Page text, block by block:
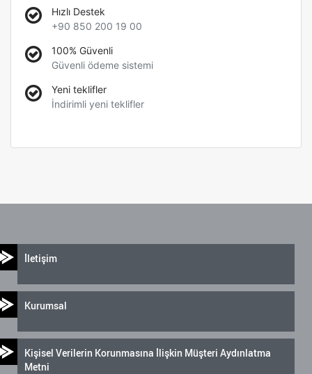
Hızlı Destek
+90 850 200 19 00
100% Güvenli
Güvenli ödeme sistemi
Yeni teklifler
İndirimli yeni teklifler
İletişim
Kurumsal
Kişisel Verilerin Korunmasına İlişkin Müşteri Aydınlatma
Metni